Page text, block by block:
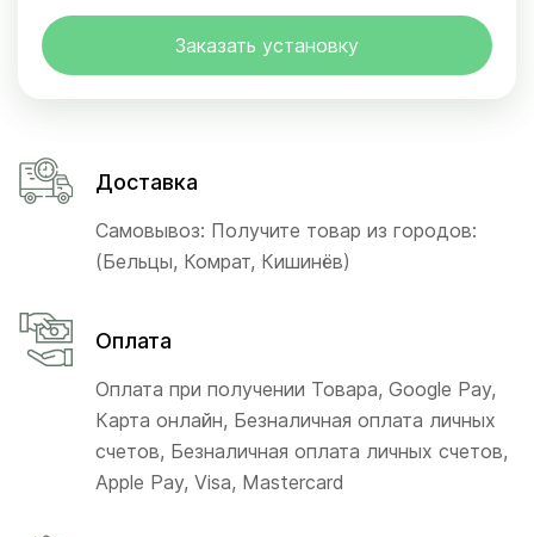
Заказать установку
Доставка
Самовывоз: Получите товар из городов:
(Бельцы, Комрат, Кишинёв)
Оплата
Оплата при получении Товара, Google Pay,
Карта онлайн, Безналичная оплата личных
счетов, Безналичная оплата личных счетов,
Apple Pay, Visa, Mastercard